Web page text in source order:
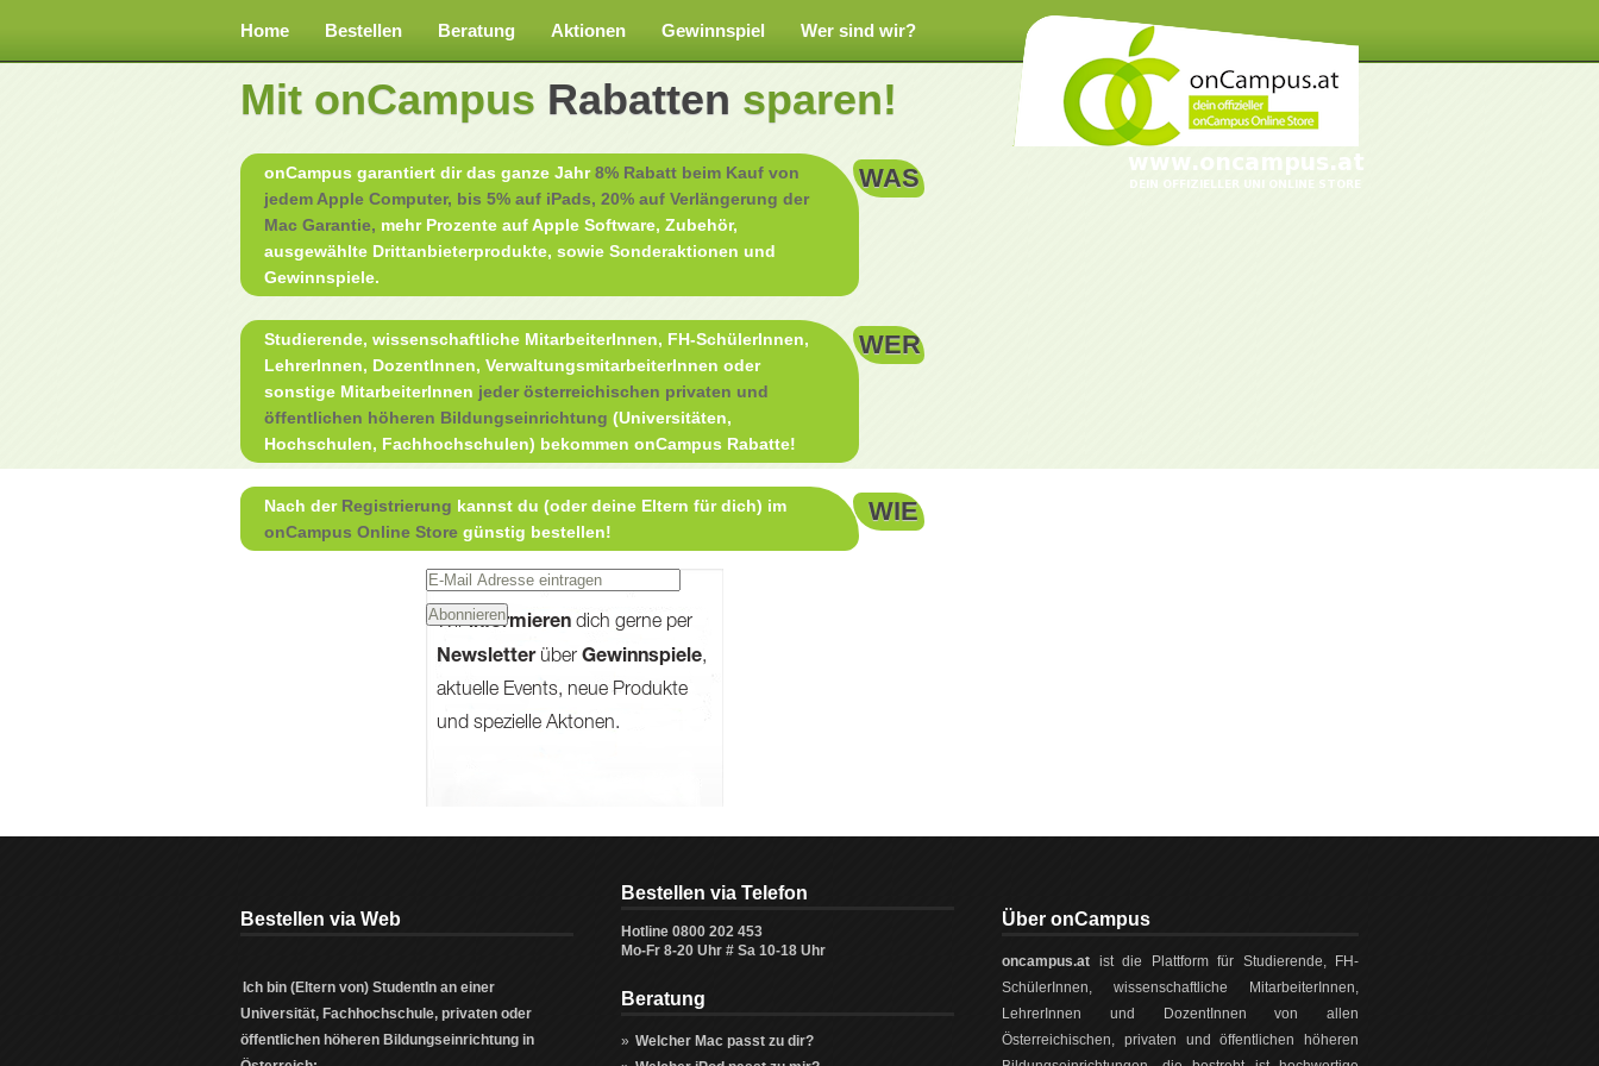
Home Bestellen Beratung Aktionen Gewinnspiel Wer sind wir?
Mit onCampus Rabatten sparen!
WAS
onCampus garantiert dir das ganze Jahr8% Rabatt beim Kauf von
jedem Apple Computer, bis 5% auf iPads, 20% auf Verlängerung der
Mac Garantie, mehr Prozente auf Apple Software, Zubehör,
ausgewählte Drittanbieterprodukte, sowie Sonderaktionen und
Gewinnspiele.
WER
Studierende, wissenschaftliche MitarbeiterInnen, FH-SchülerInnen,
LehrerInnen, DozentInnen, VerwaltungsmitarbeiterInnen oder
sonstige MitarbeiterInnen jeder österreichischen privaten und
öffentlichen höheren Bildungseinrichtung (Universitäten,
Hochschulen, Fachhochschulen) bekommen onCampus Rabatte!
WIE
Nach der Registrierung kannst du (oder deine Eltern für dich) im
onCampus Online Store günstig bestellen!
Bestellen via Web
Ich bin (Eltern von) StudentIn an einer
Universität, Fachhochschule, privaten oder
öffentlichen höheren Bildungseinrichtung in
Bestellen via Telefon
Hotline 0800 202 453
Mo-Fr 8-20 Uhr # Sa 10-18 Uhr
Beratung
» Welcher Mac passt zu dir?
Über onCampus
oncampus.at ist die Plattform für Studierende, FH-
SchülerInnen, wissenschaftliche MitarbeiterInnen,
LehrerInnen und DozentInnen von allen
Österreichischen, privaten und öffentlichen höheren